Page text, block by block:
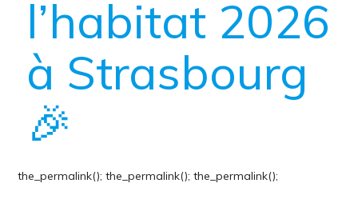
l’habitat 2026
à Strasbourg
🎉
the_permalink();the_permalink();the_permalink();